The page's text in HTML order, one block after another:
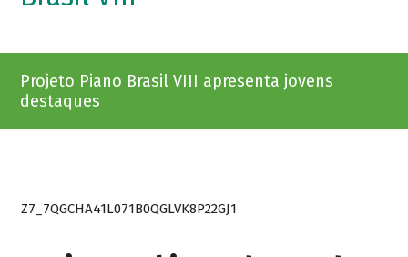
Projeto Piano Brasil VIII apresenta jovens
destaques
Z7_7QGCHA41L071B0QGLVK8P22GJ1